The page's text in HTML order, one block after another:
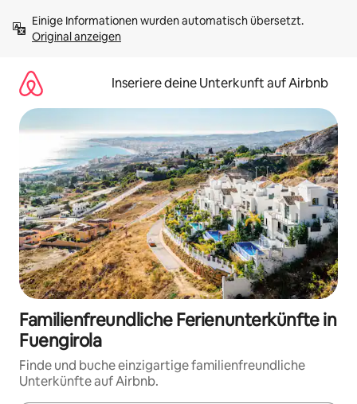
Inhalten
springenOriginal anzeigen
Inseriere deine Unterkunft auf Airbnb
Familienfreundliche Ferienunterkünfte in
Fuengirola
Finde und buche einzigartige familienfreundliche
Unterkünfte auf Airbnb.